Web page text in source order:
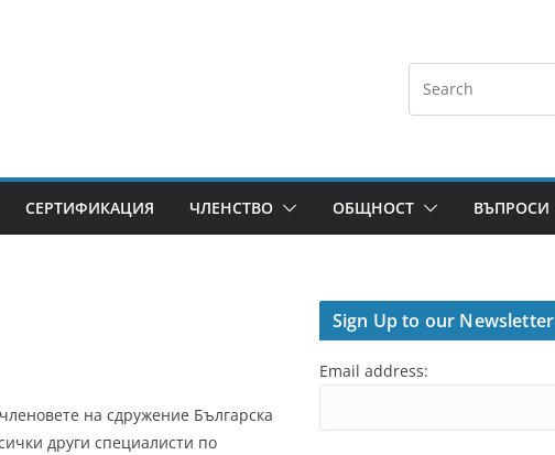
СЕРТИФИКАЦИЯ ЧЛЕНСТВО ОБЩНОСТ ВЪПРОСИ
на сдружение Българска
други специалисти по
Sign Up to our Newsletter
Email address: